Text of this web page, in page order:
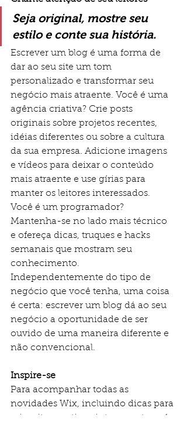
Seja original, mostre seu
estilo e conte sua história.
Escrever um blog é uma forma de
dar ao seu site um tom
personalizado e transformar seu
negócio mais atraente. Você é uma
agência criativa? Crie posts
originais sobre projetos recentes,
idéias diferentes ou sobre a cultura
da sua empresa. Adicione imagens
e vídeos para deixar o conteúdo
mais atraente e use gírias para
manter os leitores interessados.
Você é um programador?
Mantenha-se no lado mais técnico
e ofereça dicas, truques e hacks
semanais que mostram seu
conhecimento.
Independentemente do tipo de
negócio que você tenha, uma coisa
é certa: escrever um blog dá ao seu
negócio a oportunidade de ser
ouvido de uma maneira diferente e
não convencional.
Inspire-se
Para acompanhar todas as
novidades Wix, incluindo dicas para
criar sites e artigos interessantes, vá